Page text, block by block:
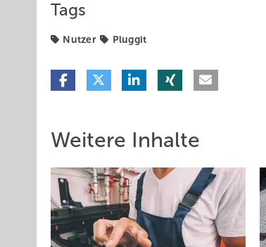
Tags
Nutzer Pluggit
Weitere Inhalte